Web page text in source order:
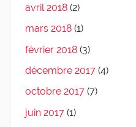
avril 2018 (2)
mars 2018 (1)
février 2018 (3)
décembre 2017 (4)
octobre 2017 (7)
juin 2017 (1)